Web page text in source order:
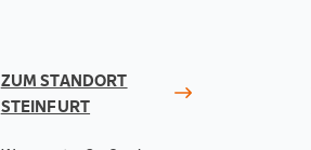
ZUM STANDORT
STEINFURT